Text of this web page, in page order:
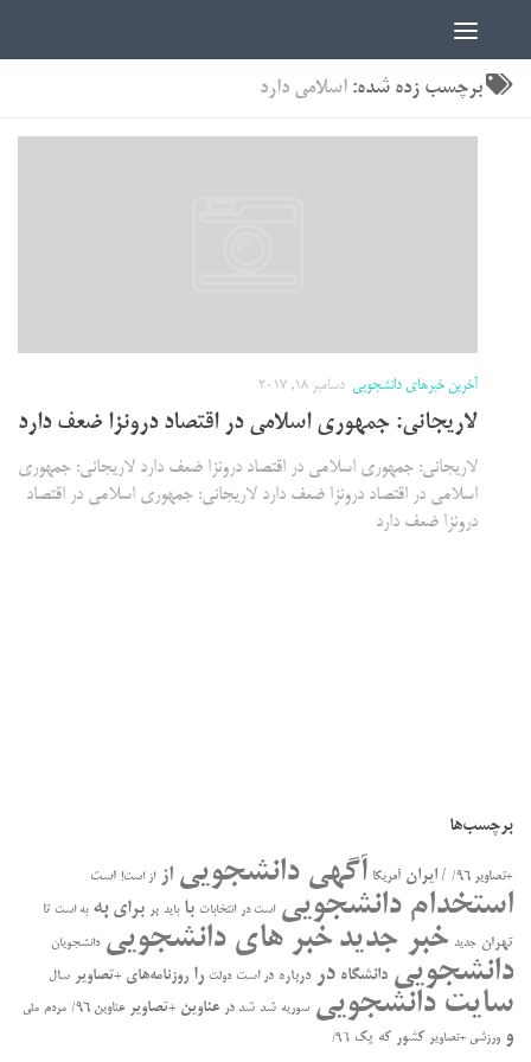
برچسب زده شده:اسلامی دارد
آخرین خبرهای دانشجویی دسامبر 18, 2017
لاریجانی: جمهوری اسلامی در اقتصاد درونزا ضعف دارد
لاریجانی: جمهوری اسلامی در اقتصاد درونزا ضعف دارد لاریجانی: جمهوری
اسلامی در اقتصاد درونزا ضعف دارد لاریجانی: جمهوری اسلامی در اقتصاد
درونزا ضعف دارد
برچسب‌ها
+تصاویر ۹۶/ / ایران آمریکا آگهی دانشجویی از از است! است
استخدام دانشجویی است در انتخابات با باید بر برای به به است تا
تهران جدید خبر جدیدخبر های دانشجویی دانشجویان
دانشجویی دانشگاه در درباره در ﺍﺳﺖ دولت را روزنامه‌های +تصاویر سال
سایت دانشجویی سوریه شد شد در عناوین +تصاویر عناوین ۹۶/ مردم ملی
ورزشی +تصاویر کشور که یک ۹۶/